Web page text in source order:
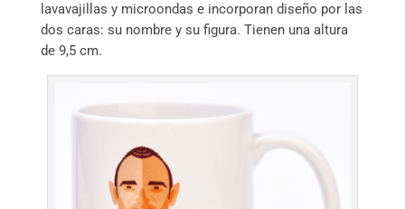
lavavajillas y microondas e incorporan diseño por las
dos caras: su nombre y su figura. Tienen una altura
de 9,5 cm.